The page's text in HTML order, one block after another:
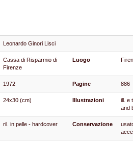
Leonardo Ginori Lisci
Cassa di Risparmio di
Firenze
Luogo
1972 Pagine 886
24x30 (cm) Illustrazioni
ill. e
and
ril. in pelle - hardcover Conservazione